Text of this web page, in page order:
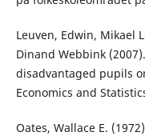
Leuven, Edwin, Mikael
Dinand Webbink
disadvantaged pupils
Economics and
Oates, Wallace E.